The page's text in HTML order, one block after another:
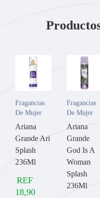
Fragancias
De Mujer
Ariana
Grande Ari
Splash
236Ml
REF
18,90
Fragancias
De Mujer
Ariana
Grande
God Is A
Woman
Splash
236Ml